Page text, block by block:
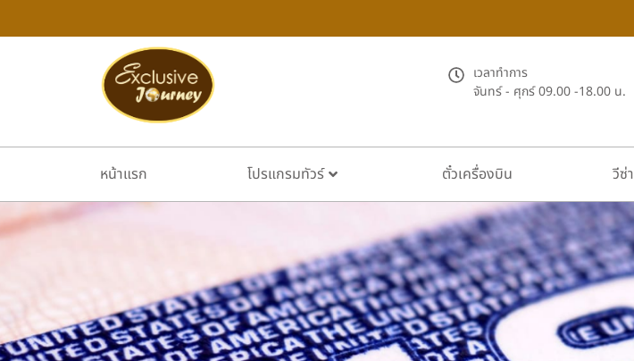
เวลาทำการ
จันทร์ - ศุกร์ 09.00 -18.00 น.
หน้าแรก โปรแกรมทัวร์ ตั๋วเครื่องบิน วีซ่า